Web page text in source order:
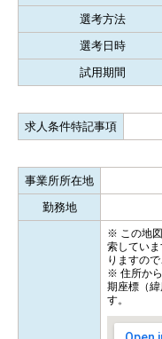
選考方法
選考日時
試用期間
求人条件特記事項
事業所所在地
勤務地
※ この地
索してい
りますので
※ 住所か
期座標（
す。